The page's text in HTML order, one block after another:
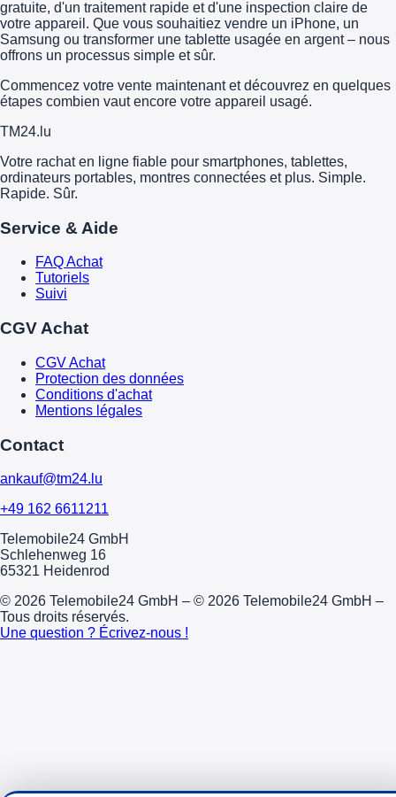
gratuite, d'un traitement rapide et d'une inspection claire de
votre appareil. Que vous souhaitiez vendre un iPhone, un
Samsung ou transformer une tablette usagée en argent – nous
offrons un processus simple et sûr.
Commencez votre vente maintenant et découvrez en quelques
étapes combien vaut encore votre appareil usagé.
TM24.lu
Votre rachat en ligne fiable pour smartphones, tablettes,
ordinateurs portables, montres connectées et plus. Simple.
Rapide. Sûr.
Service & Aide
FAQ Achat
Tutoriels
Suivi
CGV Achat
CGV Achat
Protection des données
Conditions d'achat
Mentions légales
Contact
ankauf@tm24.lu
+49 162 6611211
Telemobile24 GmbH
Schlehenweg 16
65321 Heidenrod
© 2026 Telemobile24 GmbH – © 2026 Telemobile24 GmbH –
Tous droits réservés.
Une question ? Écrivez-nous !